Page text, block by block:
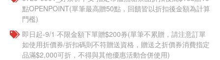
點OPENPOINT(單筆最高贈50點，回饋皆以折扣後金額為計算
門檻)
即日起-9/1 不限金額下單贈$200券(單筆不累贈，請注意訂單
如使用折價券/折扣碼則不符贈送資格，贈送之折價券消費指定
品滿$2,000可折，不得與其他優惠活動合併使用)